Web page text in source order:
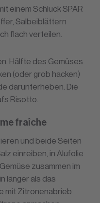
einem Schluck SPAR
Salbeiblättern
flach verteilen.
Hälfte des Gemüses
(oder grob hacken)
darunterheben. Die
Risotto.
fraîche
und beide Seiten
einreiben, in Alufolie
zusammen im
länger als das
mit Zitronenabrieb